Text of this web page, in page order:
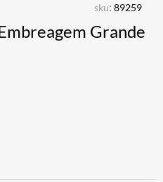
sku: 89259
Grande